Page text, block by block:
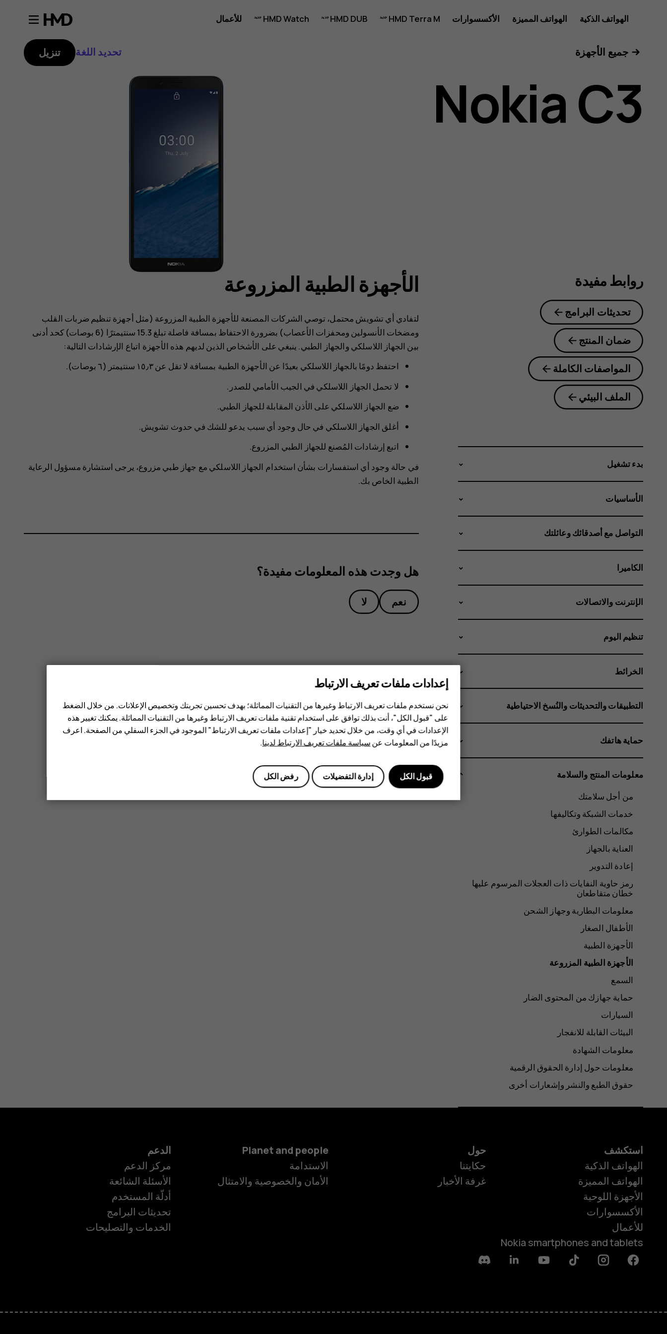
دليل
مستخدم
Nokia
الهواتف الذكية الهواتف المميزة الأكسسوارات HMD Terra M
HMD DUB
HMD Watch
للأعمال
الهواتف الذكية
HMD DUB
جميع الأجهزة تحديد اللغة تنزيل
Nokia C3
الأجهزة الطبية المزروعة
لتفادي أي تشويش محتمل، توصي الشركات المصنعة للأجهزة الطبية المزروعة (مثل أجهزة تنظيم ضربات القلب
ومضخات الأنسولين ومحفزات الأعصاب) بضرورة الاحتفاظ بمسافة فاصلة تبلغ 15.3 سنتيمترًا (6 بوصات) كحد أدنى
بين الجهاز اللاسلكي والجهاز الطبي. ينبغي على الأشخاص الذين لديهم هذه الأجهزة اتباع الإرشادات التالية:
احتفظ دومًا بالجهاز اللاسلكي بعيدًا عن الأجهزة الطبية بمسافة لا تقل عن ١٥٫٣ سنتيمتر (٦ بوصات).
لا تحمل الجهاز اللاسلكي في الجيب الأمامي للصدر.
ضع الجهاز اللاسلكي على الأذن المقابلة للجهاز الطبي.
أغلق الجهاز اللاسلكي في حال وجود أي سبب يدعو للشك في حدوث تشويش.
اتبع إرشادات المُصنع للجهاز الطبي المزروع.
في حالة وجود أي استفسارات بشأن استخدام الجهاز اللاسلكي مع جهاز طبي مزروع، يرجى استشارة مسؤول الرعاية
الطبية الخاص بك.
هل وجدت هذه المعلومات مفيدة؟
نعم لا
روابط مفيدة
تحديثات البرامج
ضمان المنتج
المواصفات الكاملة
الملف البيئي
بدء تشغيل
الأساسيات
التواصل مع أصدقائك وعائلتك
الكاميرا
الإنترنت والاتصالات
تنظيم اليوم
الخرائط
التطبيقات والتحديثات والنُسخ الاحتياطية
حماية هاتفك
معلومات المنتج والسلامة
من أجل سلامتك
خدمات الشبكة وتكاليفها
مكالمات الطوارئ
العناية بالجهاز
إعادة التدوير
رمز حاوية النفايات ذات العجلات المرسوم عليها
خطان متقاطعان
معلومات البطارية وجهاز الشحن
الأطفال الصغار
الأجهزة الطبية
الأجهزة الطبية المزروعة
السمع
حماية جهازك من المحتوى الضار
السيارات
البيئات القابلة للانفجار
معلومات الشهادة
معلومات حول إدارة الحقوق الرقمية
حقوق الطبع والنشر وإشعارات أخرى
استكشف
الهواتف الذكية
الهواتف المميزة
الأجهزة اللوحية
الأكسسوارات
للأعمال
Nokia smartphones and tablets
حول
حكايتنا
غرفة الأخبار
Planet and people
الاستدامة
الأمان والخصوصية والامتثال
الدعم
مركز الدعم
الأسئلة الشائعة
أدلّة المستخدم
تحديثات البرامج
الخدمات والتصليحات
Facebook
Instagram
Tiktok
Youtube
Linkedin
Discord
إعدادات ملفات تعريف الارتباط
نحن نستخدم ملفات تعريف الارتباط وغيرها من التقنيات المماثلة؛ بهدف تحسين تجربتك وتخصيص الإعلانات. من خلال الضغط
على "قبول الكل"، أنت بذلك توافق على استخدام تقنية ملفات تعريف الارتباط وغيرها من التقنيات المماثلة. يمكنك تغيير هذه
الإعدادات في أي وقت، من خلال تحديد خيار "إعدادات ملفات تعريف الارتباط" الموجود في الجزء السفلي من الصفحة. اعرف
مزيدًا من المعلومات عنسياسة ملفات تعريف الارتباط لدينا.
رفض الكل إدارة التفضيلات قبول الكل